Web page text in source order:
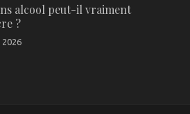
alcool peut-il vraiment
?
2026